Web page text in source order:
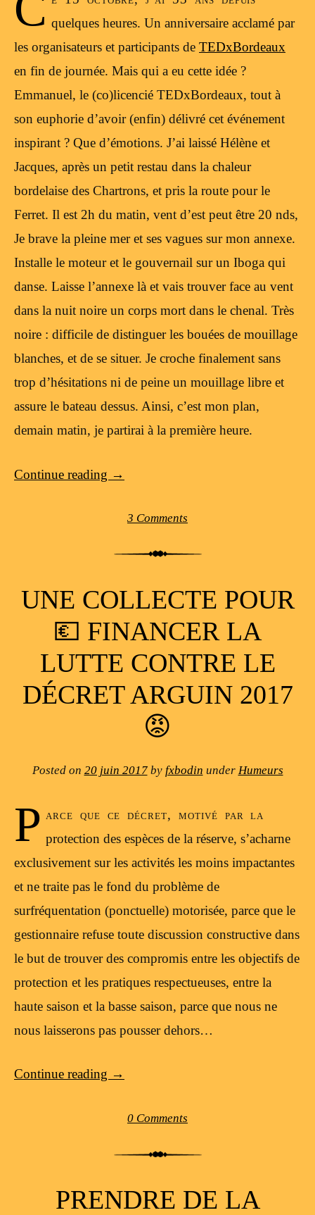
quelques heures. Un anniversaire acclamé par
les organisateurs et participants de TEDxBordeaux
en fin de journée. Mais qui a eu cette idée ?
Emmanuel, le (co)licencié TEDxBordeaux, tout à
son euphorie d’avoir (enfin) délivré cet événement
inspirant ? Que d’émotions. J’ai laissé Hélène et
Jacques, après un petit restau dans la chaleur
bordelaise des Chartrons, et pris la route pour le
Ferret. Il est 2h du matin, vent d’est peut être 20 nds,
Je brave la pleine mer et ses vagues sur mon annexe.
Installe le moteur et le gouvernail sur un Iboga qui
danse. Laisse l’annexe là et vais trouver face au vent
dans la nuit noire un corps mort dans le chenal. Très
noire : difficile de distinguer les bouées de mouillage
blanches, et de se situer. Je croche finalement sans
trop d’hésitations ni de peine un mouillage libre et
assure le bateau dessus. Ainsi, c’est mon plan,
demain matin, je partirai à la première heure.
Continue reading →
3 Comments
UNE COLLECTE POUR
💶 FINANCER LA
LUTTE CONTRE LE
DÉCRET ARGUIN 2017
😡
Posted on 20 juin 2017by fxbodin under Humeurs
P arce que ce décret, motivé par la
protection des espèces de la réserve, s’acharne
exclusivement sur les activités les moins impactantes
et ne traite pas le fond du problème de
surfréquentation (ponctuelle) motorisée, parce que le
gestionnaire refuse toute discussion constructive dans
le but de trouver des compromis entre les objectifs de
protection et les pratiques respectueuses, entre la
haute saison et la basse saison, parce que nous ne
nous laisserons pas pousser dehors…
Continue reading →
0 Comments
PRENDRE DE LA